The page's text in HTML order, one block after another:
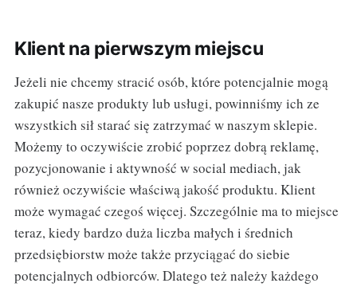
Klient na pierwszym miejscu
Jeżeli nie chcemy stracić osób, które potencjalnie mogą
zakupić nasze produkty lub usługi, powinniśmy ich ze
wszystkich sił starać się zatrzymać w naszym sklepie.
Możemy to oczywiście zrobić poprzez dobrą reklamę,
pozycjonowanie i aktywność w social mediach, jak
również oczywiście właściwą jakość produktu. Klient
może wymagać czegoś więcej. Szczególnie ma to miejsce
teraz, kiedy bardzo duża liczba małych i średnich
przedsiębiorstw może także przyciągać do siebie
potencjalnych odbiorców. Dlatego też należy każdego